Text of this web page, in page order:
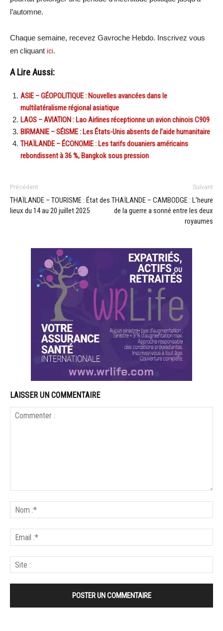
l’automne.
Chaque semaine, recevez Gavroche Hebdo. Inscrivez vous
en cliquant ici.
A Lire Aussi:
ASIE – GÉOPOLITIQUE : Nouvelles avancées dans le
multilatéralisme régional asiatique
LAOS – AVIATION : Lao Airlines réceptionne un avion chinois C909
BIRMANIE – SÉISME : Les États-Unis absents de l’aide humanitaire
THAÏLANDE – ÉCONOMIE : Les tarifs douaniers américains
rebondissent à 36 %, Bangkok sous pression
Précédent
THAÏLANDE – TOURISME : État des
lieux du 14 au 20 juillet 2025
Suivant
THAÏLANDE – CAMBODGE : L’heure
de la guerre a sonné entre les deux
royaumes
LAISSER UN COMMENTAIRE